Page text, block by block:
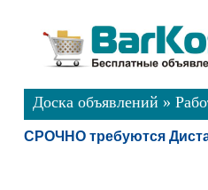
Доска объявлений »
СРОЧНО требуются